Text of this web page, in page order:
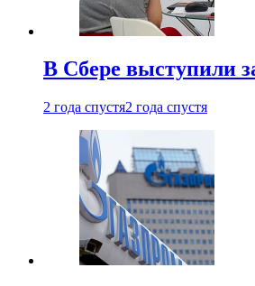
В Сбере выступили
2 года спустя2 года спустя